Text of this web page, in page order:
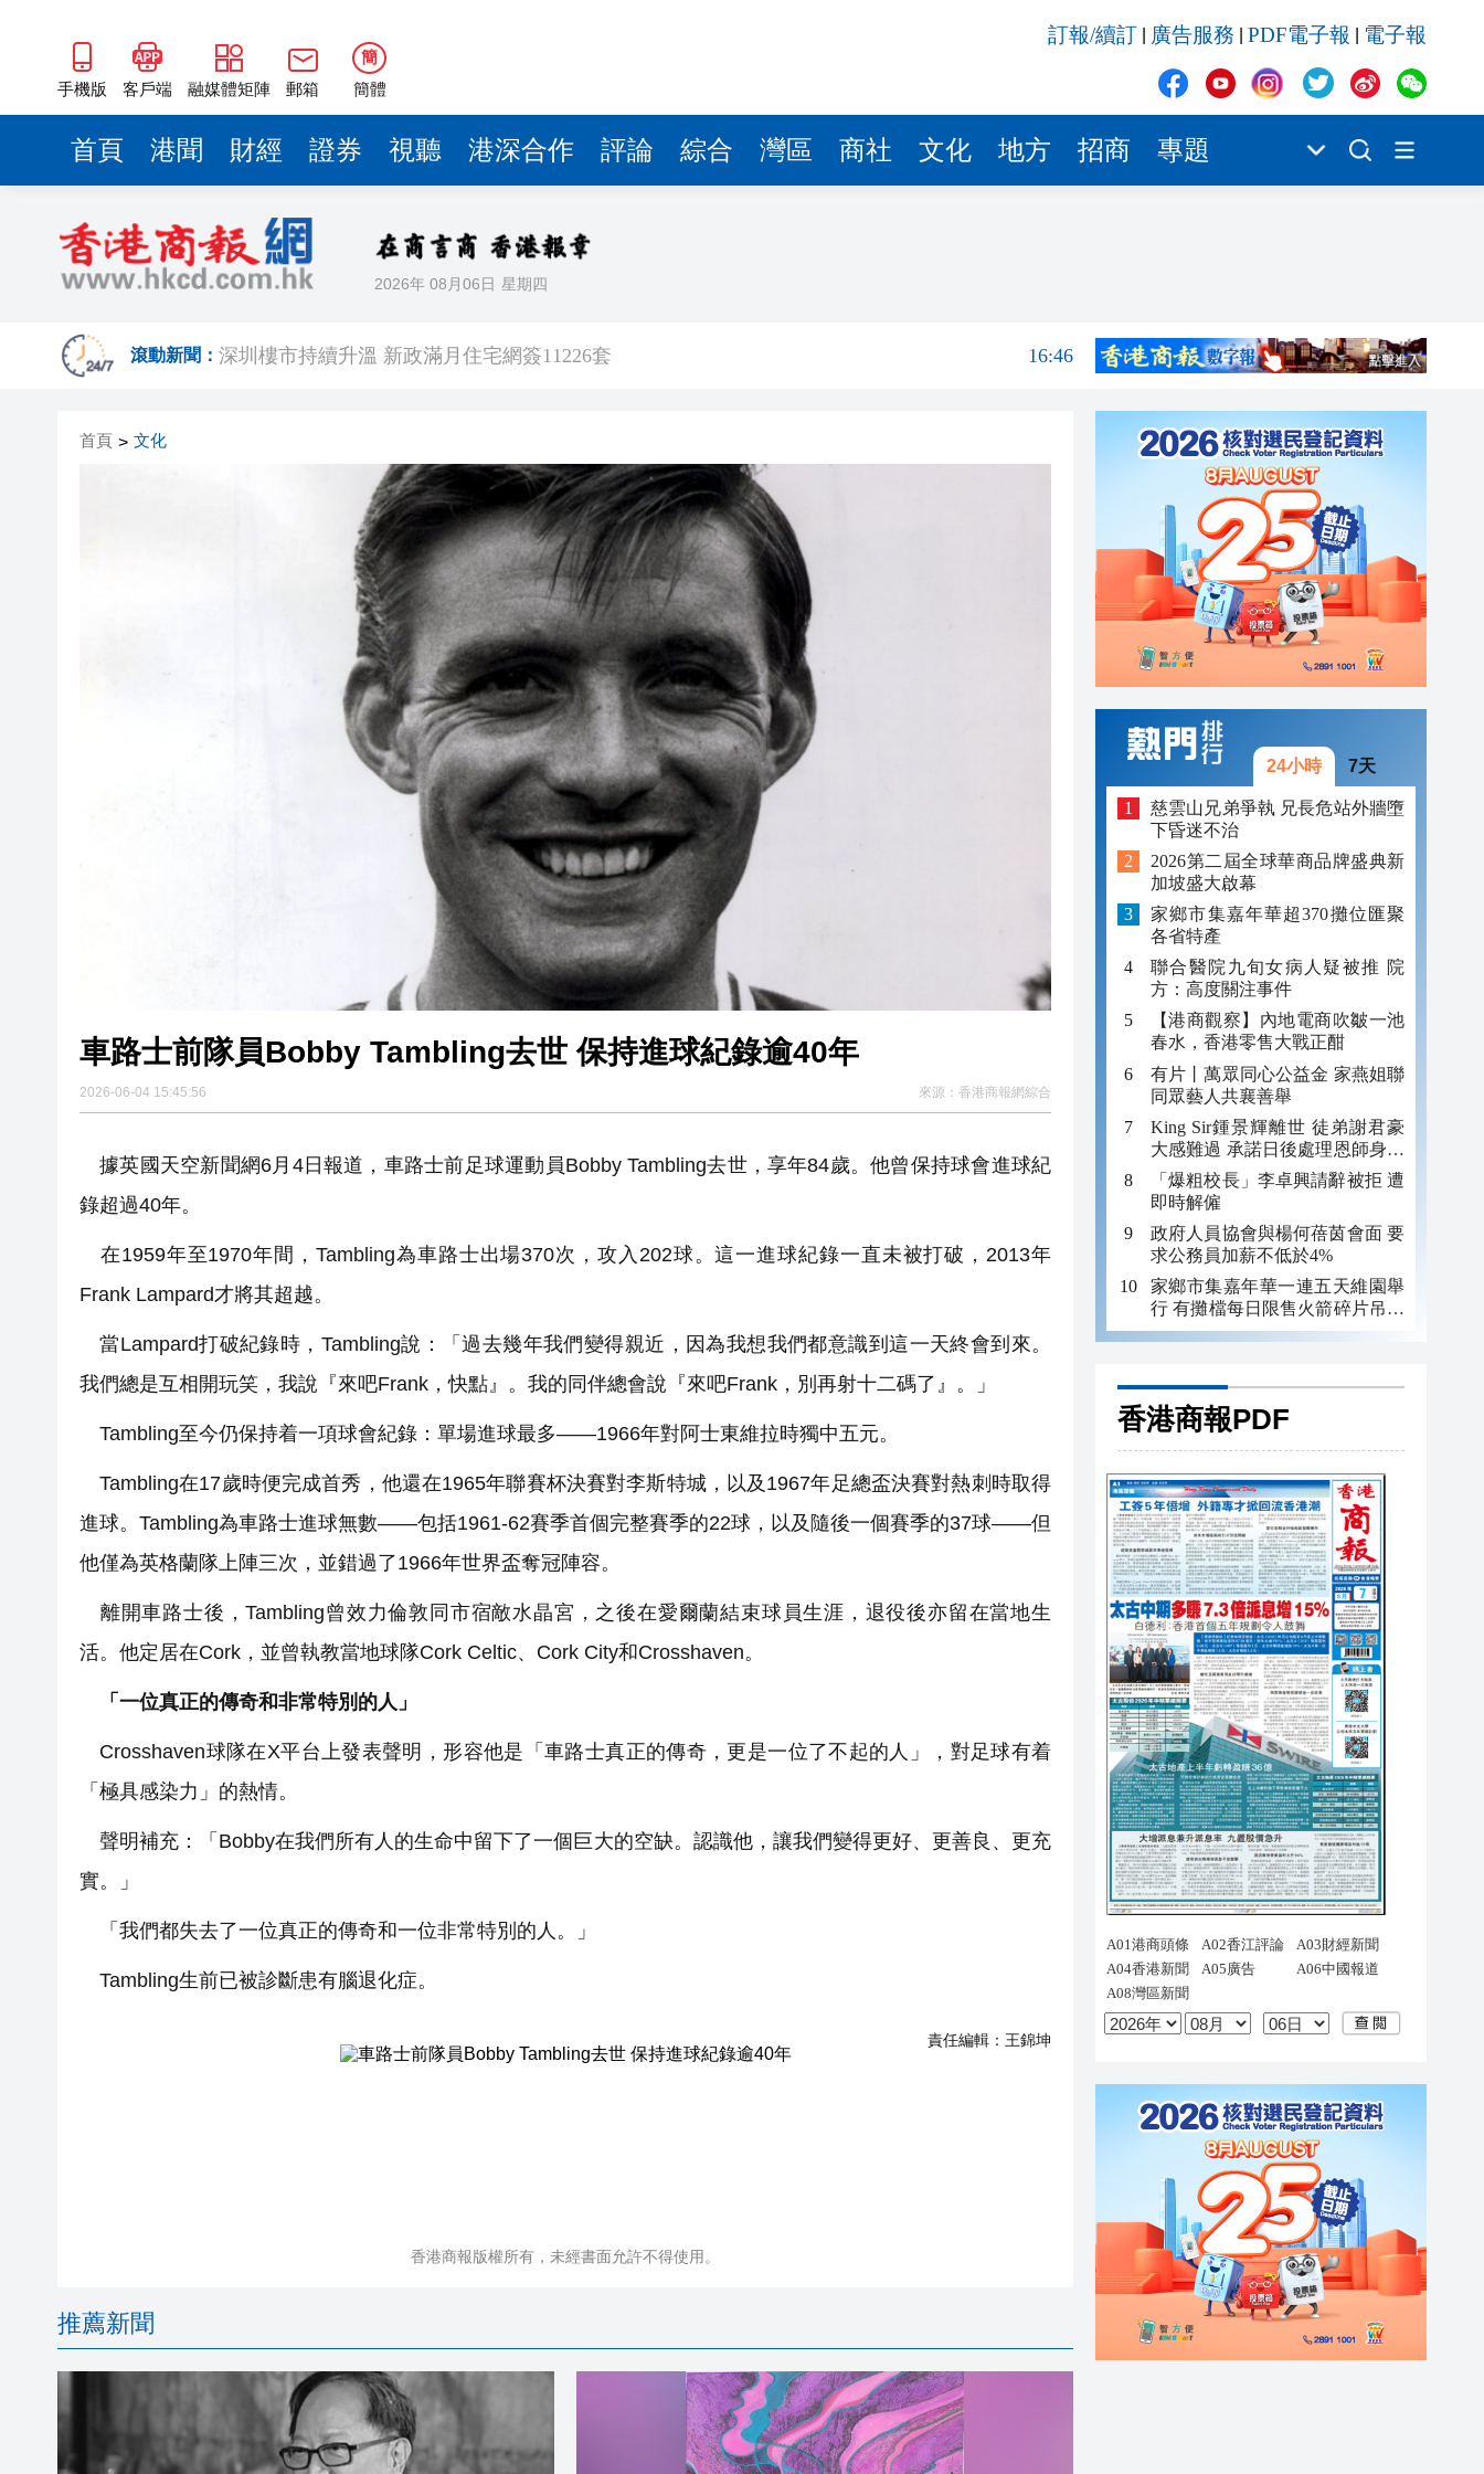
手機版 客戶端 融媒體矩陣 郵箱
簡
簡體
訂報/續訂 廣告服務 PDF電子報 電子報
首頁 港聞 財經 證券 視聽 港深合作 評論 綜合 灣區 商社 文化 地方 招商 專題
2026年 08月06日 星期四
滾動新聞：
5月一手交投錄2018宗 全港貨尾減逾8%
16:45
錨定「AI+製造」核心賽道，花都區人工智能產業促進中心揭牌
有片丨澤連斯基稱願即刻與普京直接談判
16:41
第四屆家鄉市集炎夏送爽 青島啤酒紅火助陣
【A股收評】三大指數集體下挫 全市場超4100隻個股下挫
深圳樓市持續升溫 新政滿月住宅網簽11226套
16:46
有片丨澤連斯基稱願即刻與普京直接談判
以色列防長：以軍現階段將繼續在黎地面行動
第四屆家鄉市集炎夏送爽 青島啤酒紅火助陣
【A股收評】三大指數集體下挫 全市場超4100隻個股下挫
「誰來藤」團隊斬獲全國高校商業精英挑戰賽一等獎 酉芯藤茶香飄校園
深圳樓市持續升溫 新政滿月住宅網簽11226套
5月一手交投錄2018宗 全港貨尾減逾8%
錨定「AI+製造」核心賽道，花都區人工智能產業促進中心揭牌
有片丨澤連斯基稱願即刻與普京直接談判
以色列防長：以軍現階段將繼續在黎地面行動
第四屆家鄉市集炎夏送爽 青島啤酒紅火助陣
首頁 > 文化
車路士前隊員Bobby Tambling去世 保持進球紀錄逾40年
2026-06-04 15:45:56 來源： 香港商報網綜合
據英國天空新聞網6月4日報道，車路士前足球運動員Bobby Tambling去世，享年84歲。他曾保持球會進球紀
錄超過40年。
在1959年至1970年間，Tambling為車路士出場370次，攻入202球。這一進球紀錄一直未被打破，2013年
Frank Lampard才將其超越。
當Lampard打破紀錄時，Tambling說：「過去幾年我們變得親近，因為我想我們都意識到這一天終會到來。
我們總是互相開玩笑，我說『來吧Frank，快點』。我的同伴總會說『來吧Frank，別再射十二碼了』。」
Tambling至今仍保持着一項球會紀錄：單場進球最多——1966年對阿士東維拉時獨中五元。
Tambling在17歲時便完成首秀，他還在1965年聯賽杯決賽對李斯特城，以及1967年足總盃決賽對熱刺時取得
進球。Tambling為車路士進球無數——包括1961-62賽季首個完整賽季的22球，以及隨後一個賽季的37球——但
他僅為英格蘭隊上陣三次，並錯過了1966年世界盃奪冠陣容。
離開車路士後，Tambling曾效力倫敦同市宿敵水晶宮，之後在愛爾蘭結束球員生涯，退役後亦留在當地生
活。他定居在Cork，並曾執教當地球隊Cork Celtic、Cork City和Crosshaven。
「一位真正的傳奇和非常特別的人」
Crosshaven球隊在X平台上發表聲明，形容他是「車路士真正的傳奇，更是一位了不起的人」，對足球有着
「極具感染力」的熱情。
聲明補充：「Bobby在我們所有人的生命中留下了一個巨大的空缺。認識他，讓我們變得更好、更善良、更充
實。」
「我們都失去了一位真正的傳奇和一位非常特別的人。」
Tambling生前已被診斷患有腦退化症。
責任編輯： 王錦坤
香港商報版權所有，未經書面允許不得使用。
推薦新聞
24小時 7天
慈雲山兄弟爭執 兄長危站外牆墮
下昏迷不治
2026第二屆全球華商品牌盛典新
加坡盛大啟幕
家鄉市集嘉年華超370攤位匯聚
各省特產
聯合醫院九旬女病人疑被推 院
方：高度關注事件
【港商觀察】內地電商吹皺一池
春水，香港零售大戰正酣
有片丨萬眾同心公益金 家燕姐聯
同眾藝人共襄善舉
King Sir鍾景輝離世 徒弟謝君豪
大感難過 承諾日後處理恩師身後
事
「爆粗校長」李卓興請辭被拒 遭
即時解僱
政府人員協會與楊何蓓茵會面 要
求公務員加薪不低於4%
家鄉市集嘉年華一連五天維園舉
行 有攤檔每日限售火箭碎片吊咀
吸客
香港商報PDF